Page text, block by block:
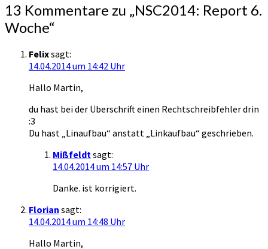
13 Kommentare zu „NSC2014: Report 6.
Woche“
Felixsagt:
14.04.2014 um 14:42 Uhr
Hallo Martin,
du hast bei der Überschrift einen Rechtschreibfehler drin
:3
Du hast „Linaufbau“ anstatt „Linkaufbau“ geschrieben.
Mißfeldt sagt:
14.04.2014 um 14:57 Uhr
Danke. ist korrigiert.
Florian sagt:
14.04.2014 um 14:48 Uhr
Hallo Martin,